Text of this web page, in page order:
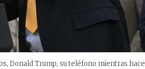
Donald Trump, su teléfono mientras hace